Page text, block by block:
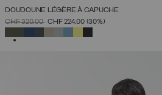
DOUDOUNE LÉGÈRE À CAPUCHE
PRIX RÉDUIT DE
CHF 320,00ÀCHF 224,00 (30%)